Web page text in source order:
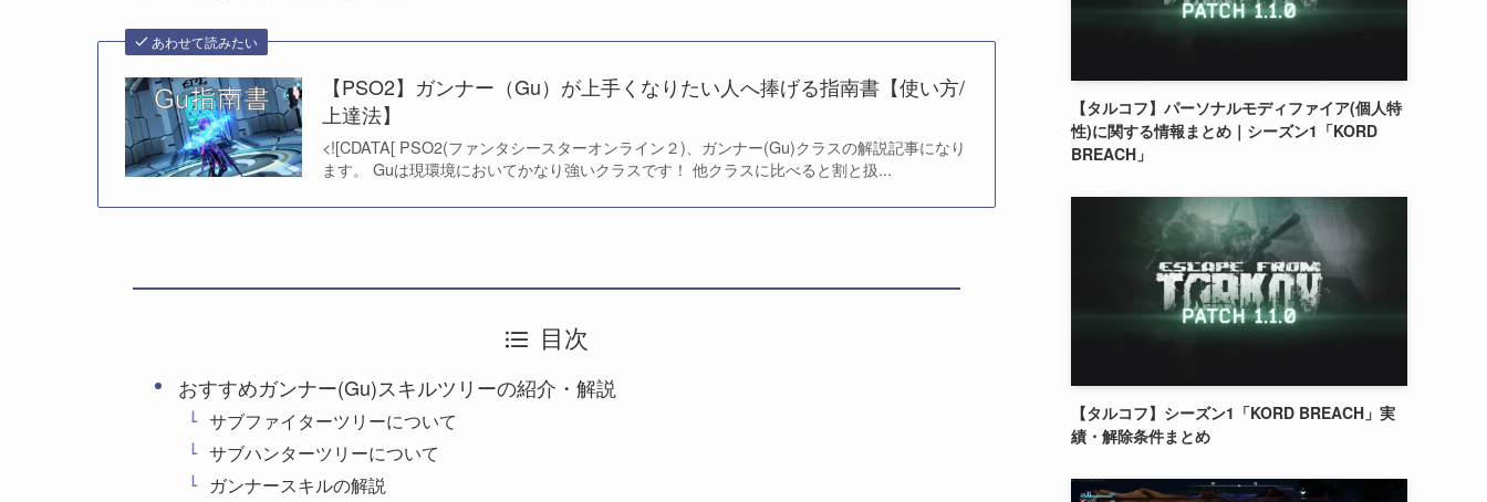
あわせて読みたい
【PSO2】ガンナー（Gu）が上手くなりたい人へ捧げる指南書【使い方/
上達法】
<![CDATA[ PSO2(ファンタシースターオンライン２)、ガンナー(Gu)クラスの解説記事になり
ます。 Guは現環境においてかなり強いクラスです！ 他クラスに比べると割と扱...
目次
おすすめガンナー(Gu)スキルツリーの紹介・解説
サブファイターツリーについて
サブハンターツリーについて
ガンナースキルの解説
【タルコフ】パーソナルモディファイア(個人特
性)に関する情報まとめ｜シーズン1「KORD
BREACH」
【タルコフ】シーズン1「KORD BREACH」実
績・解除条件まとめ